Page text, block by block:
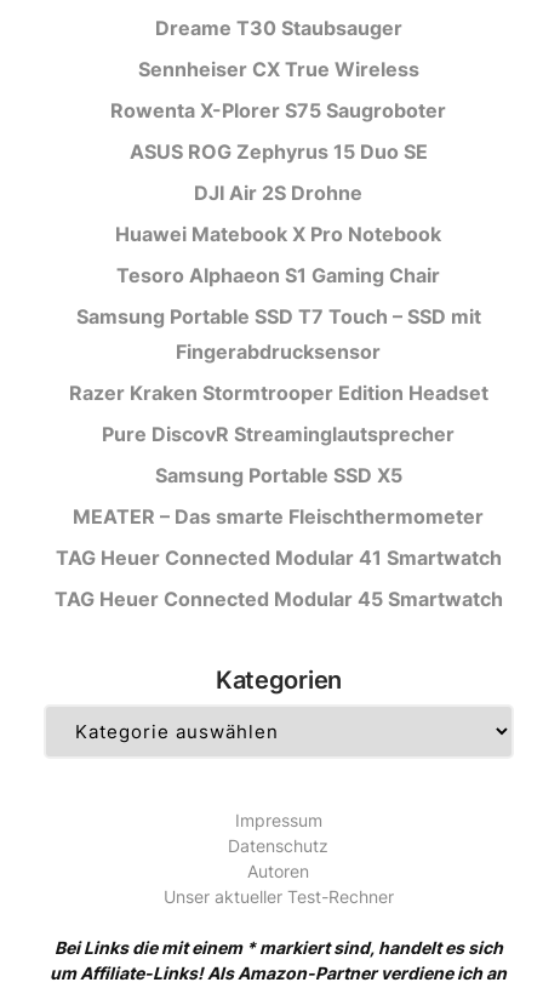
Dreame T30 Staubsauger
Sennheiser CX True Wireless
Rowenta X-Plorer S75 Saugroboter
ASUS ROG Zephyrus 15 Duo SE
DJI Air 2S Drohne
Huawei Matebook X Pro Notebook
Tesoro Alphaeon S1 Gaming Chair
Samsung Portable SSD T7 Touch – SSD mit
Fingerabdrucksensor
Razer Kraken Stormtrooper Edition Headset
Pure DiscovR Streaminglautsprecher
Samsung Portable SSD X5
MEATER – Das smarte Fleischthermometer
TAG Heuer Connected Modular 41 Smartwatch
TAG Heuer Connected Modular 45 Smartwatch
Kategorien
Impressum
Datenschutz
Autoren
Unser aktueller Test-Rechner
Bei Links die mit einem * markiert sind, handelt es sich
um Affiliate-Links! Als Amazon-Partner verdiene ich an